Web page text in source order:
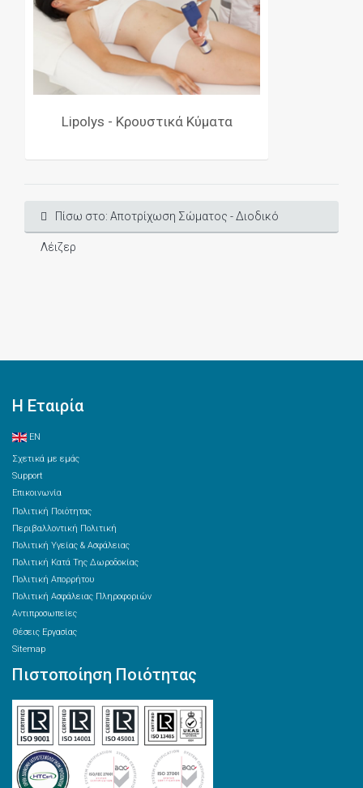
Lipolys - Κρουστικά Κύματα
Πίσω στο: Αποτρίχωση Σώματος - Διοδικό
Λέιζερ
Η Εταιρία
EN
Σχετικά με εμάς
Support
Επικοινωνία
Πολιτική Ποιότητας
Περιβαλλοντική Πολιτική
Πολιτική Υγείας & Ασφάλειας
Πολιτική Κατά Της Δωροδοκίας
Πολιτική Απορρήτου
Πολιτική Ασφάλειας Πληροφοριών
Αντιπροσωπείες
Θέσεις Εργασίας
Sitemap
Πιστοποίηση Ποιότητας